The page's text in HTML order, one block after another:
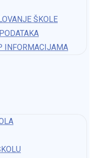
ŠKOLE
INFORMACIJAMA​
izvanučioničke